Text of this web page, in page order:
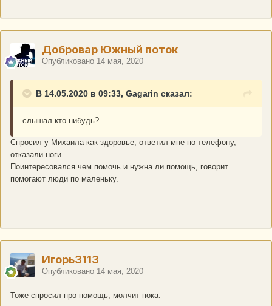
Добровар Южный поток
Опубликовано 14 мая, 2020
В 14.05.2020 в 09:33, Gagarin сказал:
слышал кто нибудь?
Спросил у Михаила как здоровье, ответил мне по телефону,
отказали ноги.
Поинтересовался чем помочь и нужна ли помощь, говорит
помогают люди по маленьку.
Игорь3113
Опубликовано 14 мая, 2020
Тоже спросил про помощь, молчит пока.